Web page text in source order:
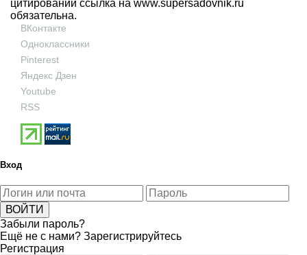
цитировании ссылка на www.supersadovnik.ru
обязательна.
ВКонтакте
Одноклассники
Pinterest
Яндекс Дзен
Youtube
RSS
Вход
Забыли пароль?
Ещё не с нами? Зарегистрируйтесь
Регистрация